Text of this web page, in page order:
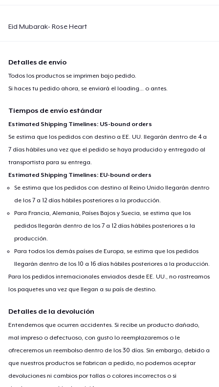
Eid Mubarak- Rose Heart
Detalles de envío
Todos los productos se imprimen bajo pedido.
Si haces tu pedido ahora, se enviará elloading... o antes.
Tiempos de envío estándar
Estimated Shipping Timelines: US-bound orders
Se estima que los pedidos con destino a EE. UU. llegarán dentro de 4 a
7 días hábiles una vez que el pedido se haya producido y entregado al
transportista para su entrega.
Estimated Shipping Timelines: EU-bound orders
Se estima que los pedidos con destino al Reino Unido llegarán dentro
de los 7 a 12 días hábiles posteriores a la producción.
Para Francia, Alemania, Países Bajos y Suecia, se estima que los
pedidos llegarán dentro de los 7 a 12 días hábiles posteriores a la
producción.
Para todos los demás países de Europa, se estima que los pedidos
llegarán dentro de los 10 a 16 días hábiles posteriores a la producción.
Para los pedidos internacionales enviados desde EE. UU., no rastreamos
los paquetes una vez que llegan a su país de destino.
Detalles de la devolución
Entendemos que ocurren accidentes. Si recibe un producto dañado,
mal impreso o defectuoso, con gusto lo reemplazaremos o le
ofreceremos un reembolso dentro de los 30 días. Sin embargo, debido a
que nuestros productos se fabrican a pedido, no podemos aceptar
devoluciones ni cambios por tallas o colores incorrectos o si